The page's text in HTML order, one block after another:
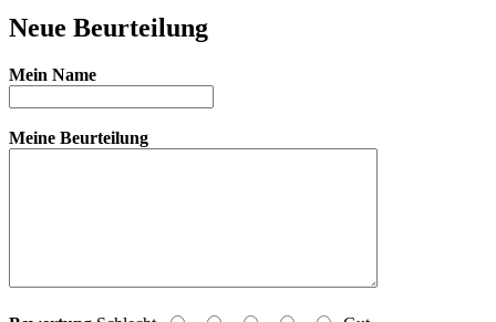
Neue Beurteilung
Mein Name
Meine Beurteilung